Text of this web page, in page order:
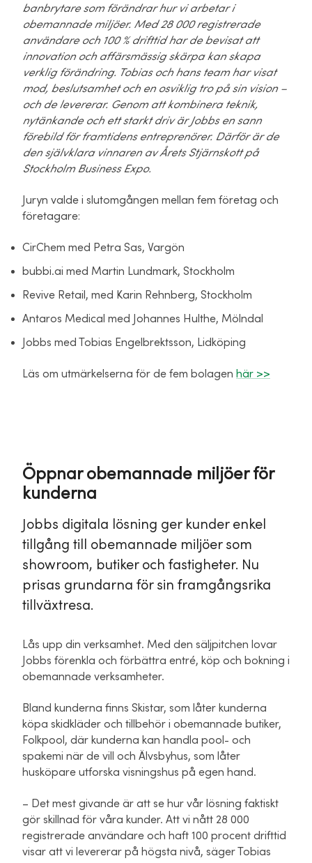
banbrytare som förändrar hur vi arbetar i
obemannade miljöer. Med 28 000 registrerade
användare och 100 % drifttid har de bevisat att
innovation och affärsmässig skärpa kan skapa
verklig förändring. Tobias och hans team har visat
mod, beslutsamhet och en osviklig tro på sin vision –
och de levererar. Genom att kombinera teknik,
nytänkande och ett starkt driv är Jobbs en sann
förebild för framtidens entreprenörer. Därför är de
den självklara vinnaren av Årets Stjärnskott på
Stockholm Business Expo.
Juryn valde i slutomgången mellan fem företag och
företagare:
CirChem med Petra Sas, Vargön
bubbi.ai med Martin Lundmark, Stockholm
Revive Retail, med Karin Rehnberg, Stockholm
Antaros Medical med Johannes Hulthe, Mölndal
Jobbs med Tobias Engelbrektsson, Lidköping
Läs om utmärkelserna för de fem bolagen här >>
Öppnar obemannade miljöer för
kunderna
Jobbs digitala lösning ger kunder enkel
tillgång till obemannade miljöer som
showroom, butiker och fastigheter. Nu
prisas grundarna för sin framgångsrika
tillväxtresa.
Lås upp din verksamhet. Med den säljpitchen lovar
Jobbs förenkla och förbättra entré, köp och bokning i
obemannade verksamheter.
Bland kunderna finns Skistar, som låter kunderna
köpa skidkläder och tillbehör i obemannade butiker,
Folkpool, där kunderna kan handla pool- och
spakemi när de vill och Älvsbyhus, som låter
husköpare utforska visningshus på egen hand.
– Det mest givande är att se hur vår lösning faktiskt
gör skillnad för våra kunder. Att vi nått 28 000
registrerade användare och haft 100 procent drifttid
visar att vi levererar på högsta nivå, säger Tobias